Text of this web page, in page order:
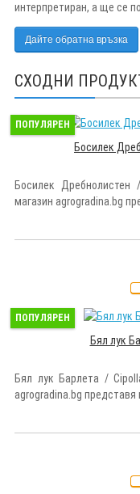
интерпретиран, а ще се
Дайте обратна връзка
СХОДНИ
ПОПУЛЯРЕН
Босилек
Босилек
магазин agrogradina.bg
ПОПУЛЯРЕН
Бял лук
Бял лук Барлета /
agrogradina.bg представя